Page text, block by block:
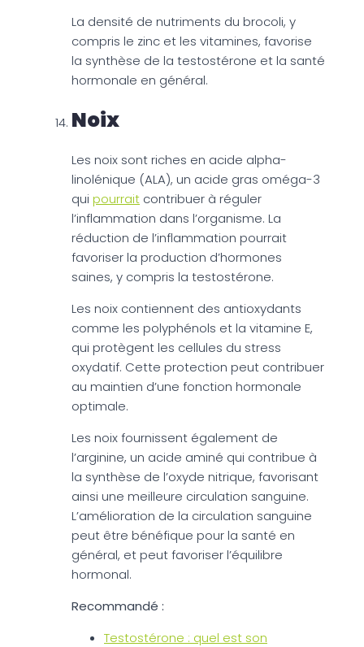
La densité de nutriments du brocoli, y
compris le zinc et les vitamines, favorise
la synthèse de la testostérone et la santé
hormonale en général.
Noix
Les noix sont riches en acide alpha-
linolénique (ALA), un acide gras oméga-3
qui pourrait contribuer à réguler
l’inflammation dans l’organisme. La
réduction de l’inflammation pourrait
favoriser la production d’hormones
saines, y compris la testostérone.
Les noix contiennent des antioxydants
comme les polyphénols et la vitamine E,
qui protègent les cellules du stress
oxydatif. Cette protection peut contribuer
au maintien d’une fonction hormonale
optimale.
Les noix fournissent également de
l’arginine, un acide aminé qui contribue à
la synthèse de l’oxyde nitrique, favorisant
ainsi une meilleure circulation sanguine.
L’amélioration de la circulation sanguine
peut être bénéfique pour la santé en
général, et peut favoriser l’équilibre
hormonal.
Recommandé :
Testostérone : quel est son